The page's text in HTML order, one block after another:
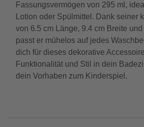
Fassungsvermögen von 295 ml,
Lotion oder Spülmittel. Dank seiner
von 6.5 cm Länge, 9.4 cm Breite
passt er mühelos auf jedes
dich für dieses dekorative
Funktionalität und Stil in dein
dein Vorhaben zum Kinderspiel.